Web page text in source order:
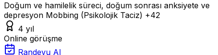
Doğum ve hamilelik süreci, doğum sonrası anksiyete ve
depresyon Mobbing (Psikolojik Taciz) +42
4 yıl
Online görüşme
Randevu Al